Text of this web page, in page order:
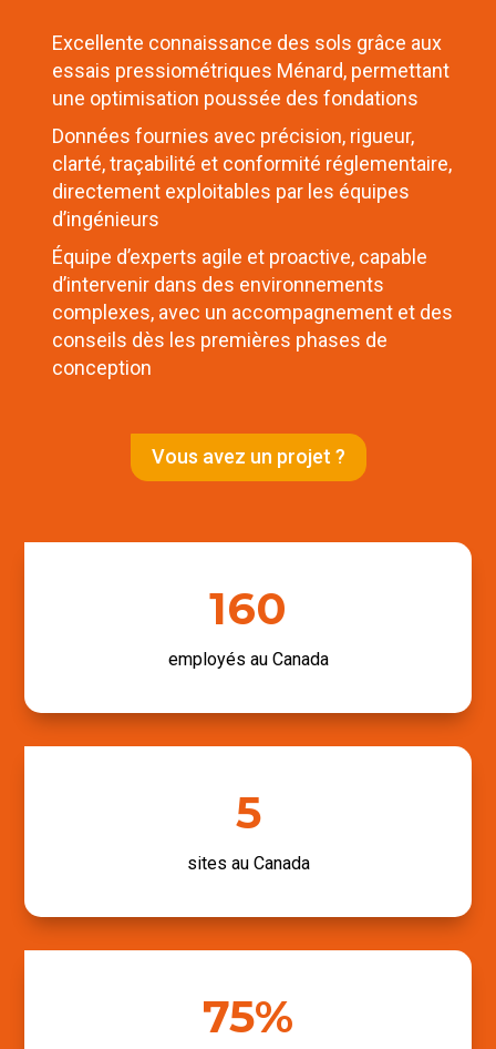
Excellente connaissance des sols grâce aux
essais pressiométriques Ménard, permettant
une optimisation poussée des fondations
Données fournies avec précision, rigueur,
clarté, traçabilité et conformité réglementaire,
directement exploitables par les équipes
d’ingénieurs
Équipe d’experts agile et proactive, capable
d’intervenir dans des environnements
complexes, avec un accompagnement et des
conseils dès les premières phases de
conception
Vous avez un projet ?
160
employés au Canada
5
sites au Canada
75%